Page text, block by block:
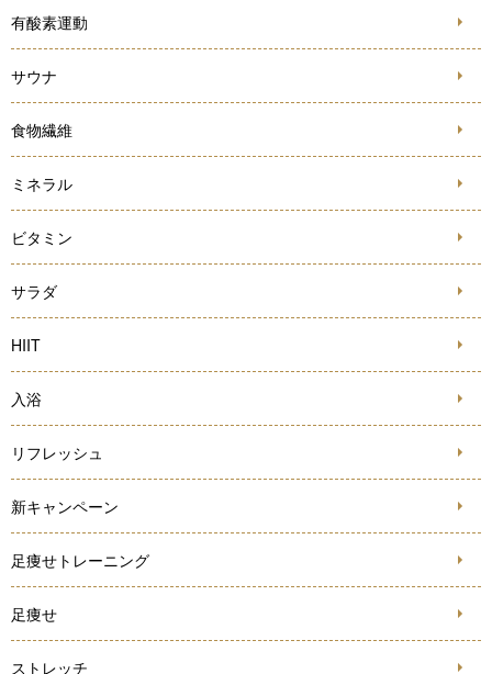
有酸素運動
サウナ
食物繊維
ミネラル
ビタミン
サラダ
HIIT
入浴
リフレッシュ
新キャンペーン
足痩せトレーニング
足痩せ
ストレッチ